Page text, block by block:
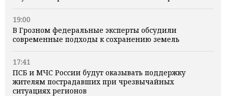
19:00
В Грозном федеральные эксперты обсудили
современные подходы к сохранению земель
17:41
ПСБ и МЧС России будут оказывать поддержку
жителям пострадавших при чрезвычайных
ситуациях регионов